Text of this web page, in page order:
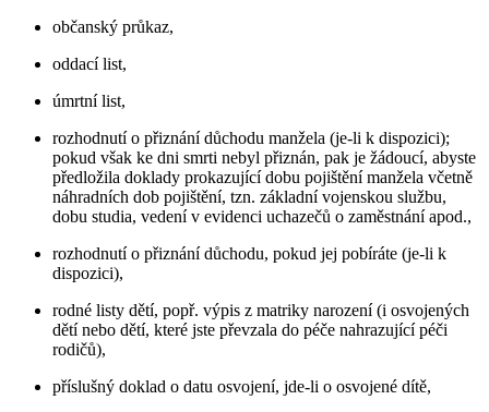
občanský průkaz,
oddací list,
úmrtní list,
rozhodnutí o přiznání důchodu manžela (je-li k dispozici);
pokud však ke dni smrti nebyl přiznán, pak je žádoucí, abyste
předložila doklady prokazující dobu pojištění manžela včetně
náhradních dob pojištění, tzn. základní vojenskou službu,
dobu studia, vedení v evidenci uchazečů o zaměstnání apod.,
rozhodnutí o přiznání důchodu, pokud jej pobíráte (je-li k
dispozici),
rodné listy dětí, popř. výpis z matriky narození (i osvojených
dětí nebo dětí, které jste převzala do péče nahrazující péči
rodičů),
příslušný doklad o datu osvojení, jde-li o osvojené dítě,